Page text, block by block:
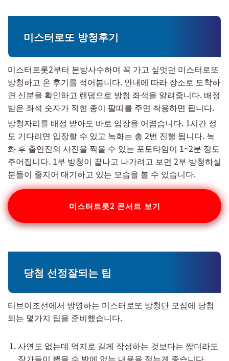
미스터로또 방청후기
미스터트롯2부터 본방사수하며 꼭 가고 싶엇던 미스터로또
방청하고 온 후기를 적어봅니다. 안내에 따라 장소로 도착하
면 신분을 확인하고 랜덤으로 방청 좌석을 알려줍니다. 배정
받은 좌석 숫자가 적힌 종이 팔띠를 주면 착용하면 됩니다.
방청자리를 배정 받아도 바로 입장을 어렵습니다. 1시간 정
도 기다리면 입장할 수 있고 녹화는 총 2번 진행 됩니다. 녹
화 후 출연진의 사진을 찍을 수 있는 포토타임이 1~2분 정도
주어집니다. 1부 방청이 끝나고 나가려고 보면 2부 방청하실
분들이 줄지어 대기하고 있는 모습을 볼 수 있습니다.
미스터트롯2 콘서트 보기
당첨 선정잘되는 팁
티브이조선에서 방영하는 미스터로또 방청단 모집에 당첨
되는 몇가지 팁을 준비했습니다.
사연도 없는데 억지로 길게 작성하는 것보다는 짧더라도
작가들이 뽑을 수 밖에 없는 내용을 적는게 좋습니다.